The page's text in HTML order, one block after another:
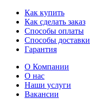
Как купить
Как сделать заказ
Способы оплаты
Способы доставки
Гарантия
О Компании
О нас
Наши услуги
Вакансии